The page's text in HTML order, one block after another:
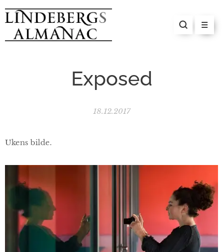
Exposed
18.12.2017
Ukens bilde.